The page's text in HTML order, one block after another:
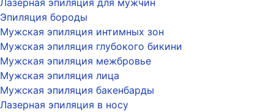
Эпиляция бороды
Мужская эпиляция интимных зон
Мужская эпиляция глубокого бикини
Мужская эпиляция межбровье
Мужская эпиляция лица
Мужская эпиляция бакенбарды
Лазерная эпиляция в носу